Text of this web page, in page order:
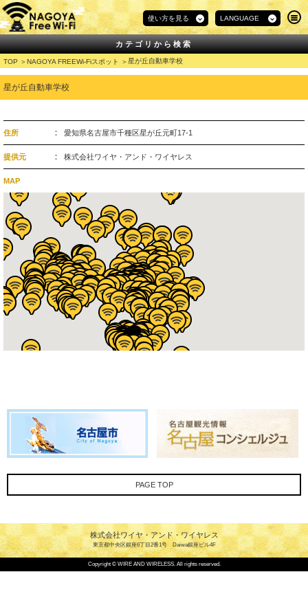
使い方を見る LANGUAGE
カテゴリから検索
TOP NAGOYA FREEWi-Fiスポット 星が丘自動車学校
星が丘自動車学校
住所 愛知県名古屋市千種区星が丘元町17-1
提供元 株式会社ワイヤ・アンド・ワイヤレス
MAP
PAGE TOP
株式会社ワイヤ・アンド・ワイヤレス
東京都中央区銀座6丁目2番1号 Daiwa銀座ビル4F
Copyright © WIRE AND WIRELESS. All rights reserved.